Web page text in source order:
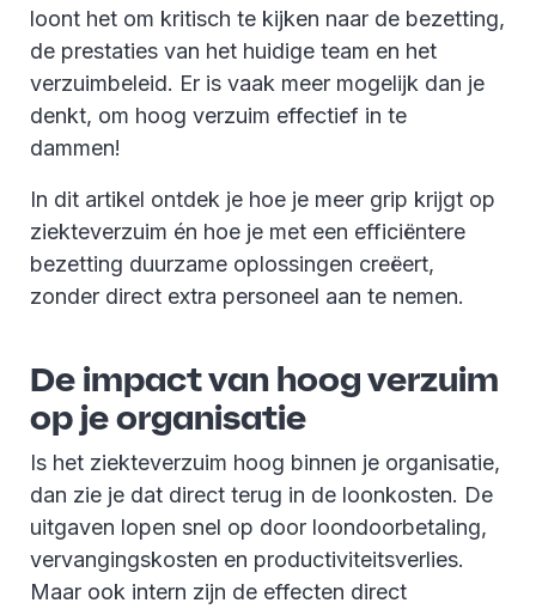
loont het om kritisch te kijken naar de bezetting,
de prestaties van het huidige team en het
verzuimbeleid. Er is vaak meer mogelijk dan je
denkt, om hoog verzuim effectief in te
dammen!
In dit artikel ontdek je hoe je meer grip krijgt op
ziekteverzuim én hoe je met een efficiëntere
bezetting duurzame oplossingen creëert,
zonder direct extra personeel aan te nemen.
De impact van hoog verzuim
op je organisatie
Is het ziekteverzuim hoog binnen je organisatie,
dan zie je dat direct terug in de loonkosten. De
uitgaven lopen snel op door loondoorbetaling,
vervangingskosten en productiviteitsverlies.
Maar ook intern zijn de effecten direct